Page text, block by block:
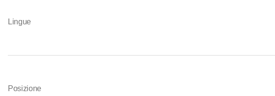
Lingue
Posizione